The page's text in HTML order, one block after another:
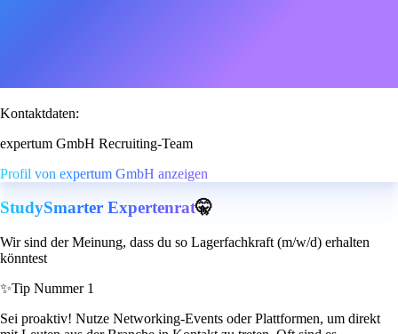
Kontaktdaten:
expertum GmbH Recruiting-Team
Profil von expertum GmbH anzeigen
StudySmarter Expertenrat🤫
Wir sind der Meinung, dass du so Lagerfachkraft (m/w/d) erhalten
könntest
✨Tip Nummer 1
Sei proaktiv! Nutze Networking-Events oder Plattformen, um direkt